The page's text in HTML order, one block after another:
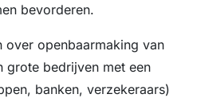
bevorderen.
over openbaarmaking van
grote bedrijven met een
banken, verzekeraars)